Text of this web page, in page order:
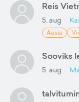
Reis
5. aug
Aasia
Sooviks
5. aug